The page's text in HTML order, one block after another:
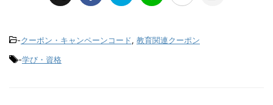
-クーポン・キャンペーンコード, 教育関連クーポン
-学び・資格